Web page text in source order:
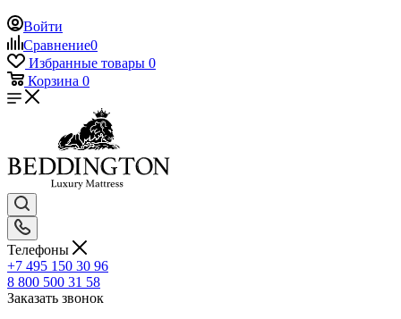
Войти
Сравнение0
Избранные товары 0
Корзина 0
Телефоны
+7 495 150 30 96
8 800 500 31 58
Заказать звонок